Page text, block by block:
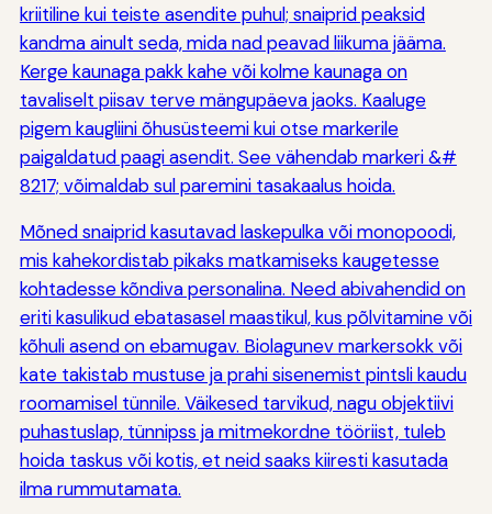
kriitiline kui teiste asendite puhul; snaiprid peaksid
kandma ainult seda, mida nad peavad liikuma jääma.
Kerge kaunaga pakk kahe või kolme kaunaga on
tavaliselt piisav terve mängupäeva jaoks. Kaaluge
pigem kaugliini õhusüsteemi kui otse markerile
paigaldatud paagi asendit. See vähendab markeri &#
8217; võimaldab sul paremini tasakaalus hoida.
Mõned snaiprid kasutavad laskepulka või monopoodi,
mis kahekordistab pikaks matkamiseks kaugetesse
kohtadesse kõndiva personalina. Need abivahendid on
eriti kasulikud ebatasasel maastikul, kus põlvitamine või
kõhuli asend on ebamugav. Biolagunev markersokk või
kate takistab mustuse ja prahi sisenemist pintsli kaudu
roomamisel tünnile. Väikesed tarvikud, nagu objektiivi
puhastuslap, tünnipss ja mitmekordne tööriist, tuleb
hoida taskus või kotis, et neid saaks kiiresti kasutada
ilma rummutamata.